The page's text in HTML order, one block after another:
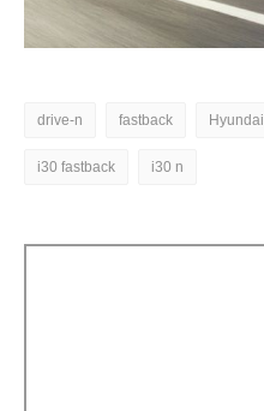
drive-n fastback Hyundai
i30 fastback i30 n